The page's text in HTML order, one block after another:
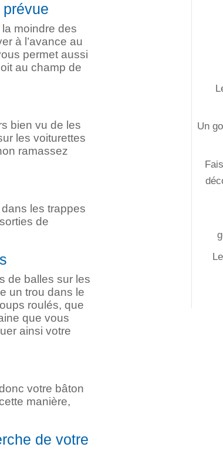
moindre des
à l’avance au
permet aussi
au champ de
bien vu de les
les voiturettes
ramassez
les trappes
de
de balles sur les
un trou dans le
roulés, que
que vous
ainsi votre
votre bâton
manière,
de votre
Un